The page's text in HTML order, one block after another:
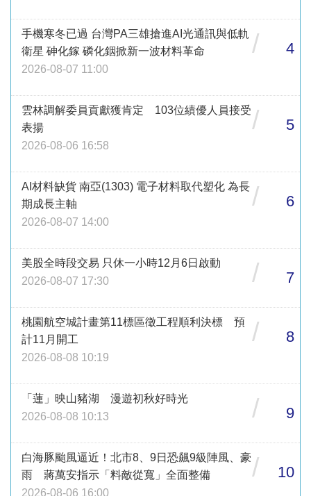
手機寒冬已過 台灣PA三雄搶進AI光通訊與低軌
衛星 砷化鎵 磷化銦掀新一波材料革命
2026-08-07 11:00
/ 4
雲林調解委員貢獻獲肯定 103位績優人員接受
表揚
2026-08-06 16:58
/ 5
AI材料缺貨 南亞(1303) 電子材料取代塑化 為長
期成長主軸
2026-08-07 14:00
/ 6
美股全時段交易 只休一小時12月6日啟動
2026-08-07 17:30
/ 7
桃園航空城計畫第11標區徵工程順利決標 預
計11月開工
2026-08-08 10:19
/ 8
「蓮」映山豬湖 漫遊初秋好時光
2026-08-08 10:13
/ 9
白海豚颱風逼近！北市8、9日恐飆9級陣風、豪
雨 蔣萬安指示「料敵從寬」全面整備
2026-08-06 16:00
/ 10